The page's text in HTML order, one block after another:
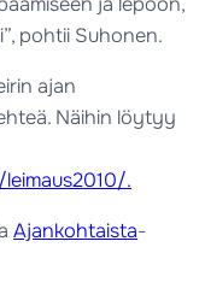
pohtii Suhonen.
ajan
Näihin löytyy
.
Ajankohtaista-